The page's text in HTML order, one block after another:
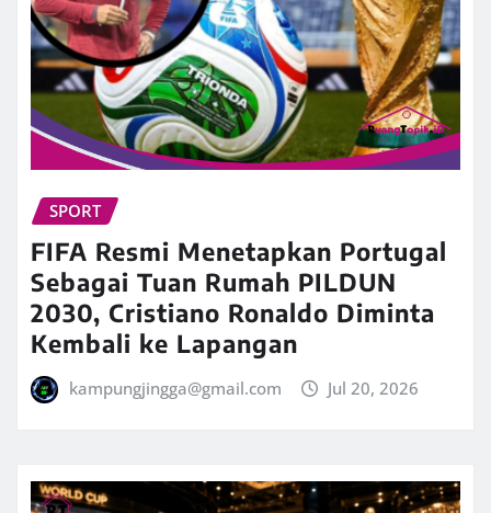
SPORT
FIFA Resmi Menetapkan Portugal
Sebagai Tuan Rumah PILDUN
2030, Cristiano Ronaldo Diminta
Kembali ke Lapangan
kampungjingga@gmail.com Jul 20, 2026